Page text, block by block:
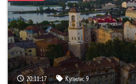
20:11:16 Купили:9